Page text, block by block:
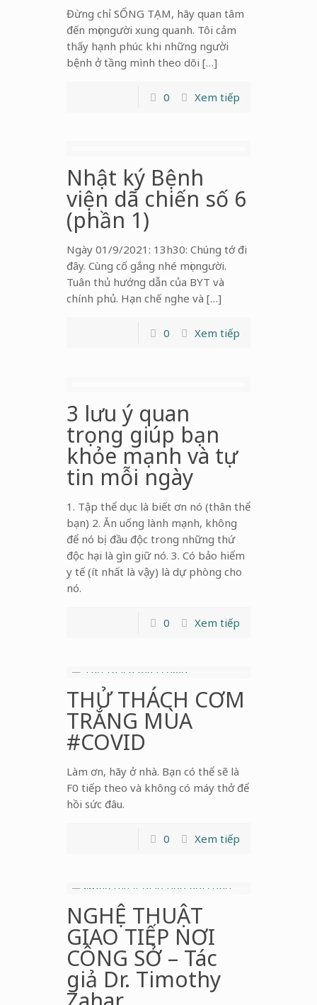
Đừng chỉ SỐNG TẠM, hãy quan tâm
đến mọi người xung quanh. Tôi cảm
thấy hạnh phúc khi những người
bệnh ở tầng mình theo dõi […]
0 Xem tiếp
Nhật ký Bệnh
viện dã chiến số 6
(phần 1)
Ngày 01/9/2021: 13h30: Chúng tớ đi
đây. Cùng cố gắng nhé mọi người.
Tuân thủ hướng dẫn của BYT và
chính phủ. Hạn chế nghe và […]
0 Xem tiếp
3 lưu ý quan
trọng giúp bạn
khỏe mạnh và tự
tin mỗi ngày
1. Tập thể dục là biết ơn nó (thân thể
bạn) 2. Ăn uống lành mạnh, không
để nó bị đầu độc trong những thứ
độc hại là gìn giữ nó. 3. Có bảo hiểm
y tế (ít nhất là vậy) là dự phòng cho
nó.
0 Xem tiếp
THỬ THÁCH CƠM
TRẮNG MÙA
#COVID
Làm ơn, hãy ở nhà. Bạn có thể sẽ là
F0 tiếp theo và không có máy thở để
hồi sức đâu.
0 Xem tiếp
NGHỆ THUẬT
GIAO TIẾP NƠI
CÔNG SỞ – Tác
giả Dr. Timothy